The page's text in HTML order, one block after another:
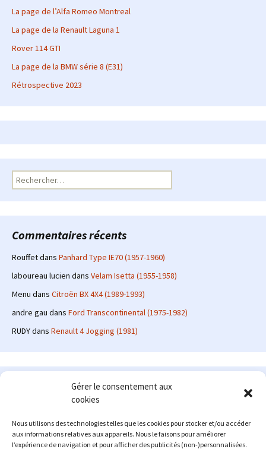
Gérer le consentement aux
cookies
Nous utilisons des technologies telles que les cookies pour stocker et/ou accéder
aux informations relatives aux appareils. Nous le faisons pour améliorer
l’expérience de navigation et pour afficher des publicités (non-)personnalisées.
La page de l’Alfa Romeo Montreal
La page de la Renault Laguna 1
Rover 114 GTI
La page de la BMW série 8 (E31)
Rétrospective 2023
Rechercher :
Commentaires récents
Rouffetdans Panhard Type IE70 (1957-1960)
laboureau lucien dans Velam Isetta (1955-1958)
Menu dans Citroën BX 4X4 (1989-1993)
andre gau dans Ford Transcontinental (1975-1982)
RUDYdans Renault 4 Jogging (1981)
Le site en quelques mots
: passionné d'automobile ancienne depuis de
nombreuses années, j'ai commencé à partager ma passion sur
internet à partir de 2009 au travers d'un blog qui a connu un relatif
succès. Fin 2013, je décide de prendre mon autonomie et me lancer